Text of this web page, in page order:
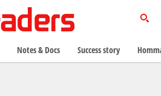
Notes & Docs Success story